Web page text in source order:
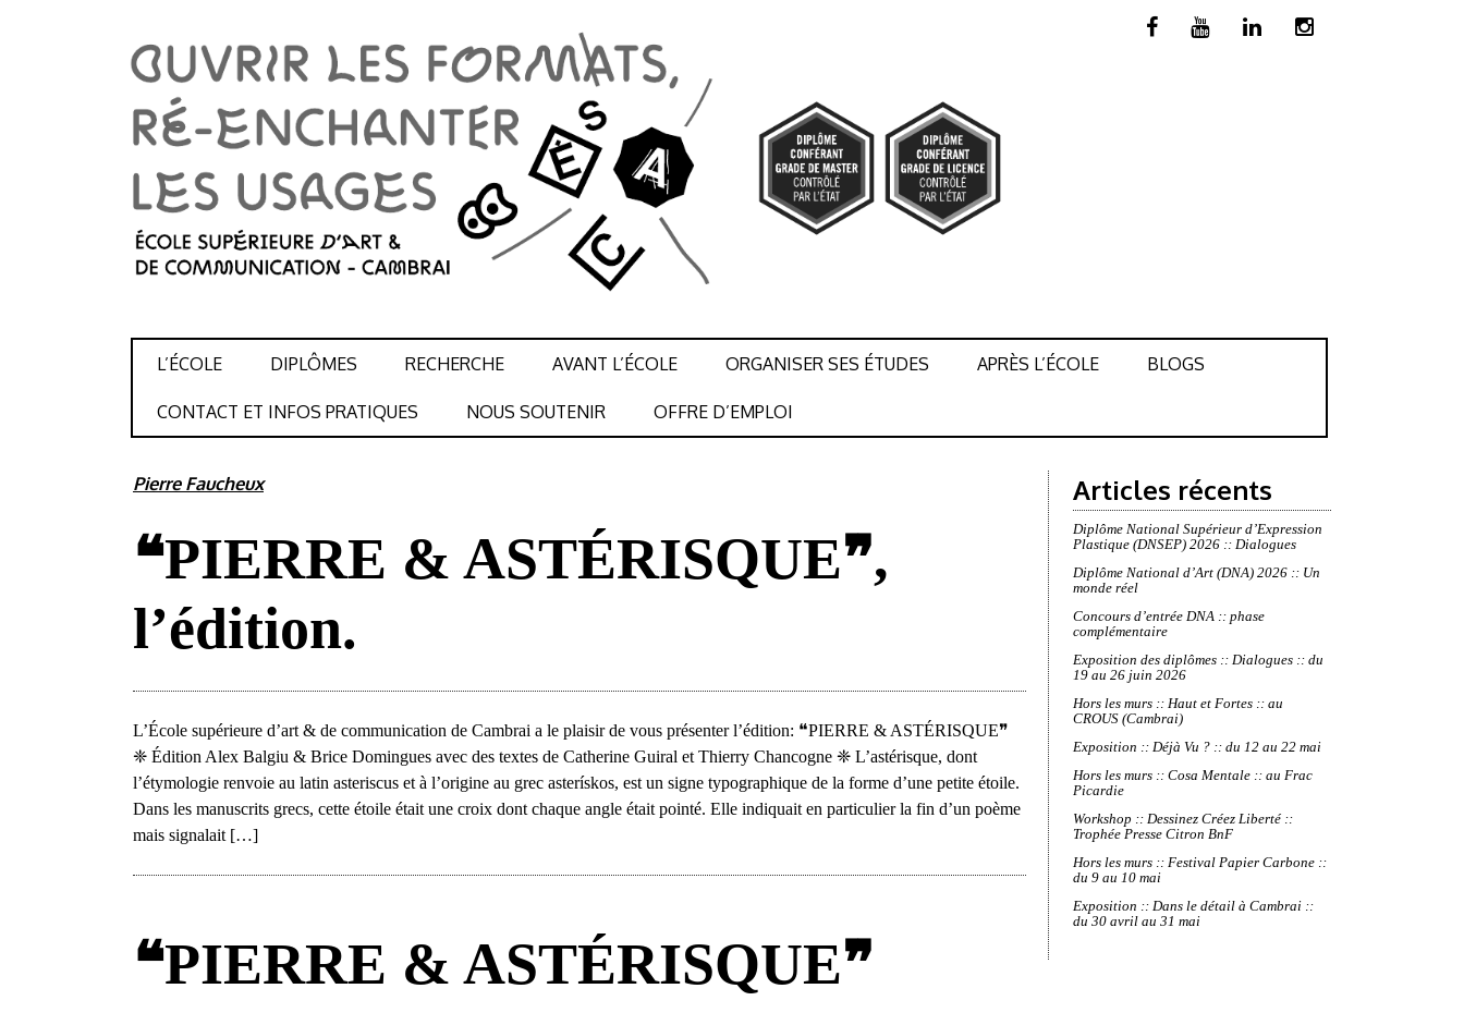
SKIP TO CONTENT
L’ÉCOLE DIPLÔMES RECHERCHE AVANT L’ÉCOLE ORGANISER SES ÉTUDES APRÈS L’ÉCOLE BLOGS
CONTACT ET INFOS PRATIQUES NOUS SOUTENIR OFFRE D’EMPLOI
Pierre Faucheux
❝PIERRE & ASTÉRISQUE❞,
l’édition.
L’École supérieure d’art & de communication de Cambrai a le plaisir de vous présenter l’édition: ❝PIERRE & ASTÉRISQUE❞
❈ Édition Alex Balgiu & Brice Domingues avec des textes de Catherine Guiral et Thierry Chancogne ❈ L’astérisque, dont
l’étymologie renvoie au latin asteriscus et à l’origine au grec asterískos, est un signe typographique de la forme d’une petite étoile.
Dans les manuscrits grecs, cette étoile était une croix dont chaque angle était pointé. Elle indiquait en particulier la fin d’un poème
mais signalait […]
❝PIERRE & ASTÉRISQUE❞
Articles récents
Diplôme National Supérieur d’Expression
Plastique (DNSEP) 2026 :: Dialogues
Diplôme National d’Art (DNA) 2026 :: Un
monde réel
Concours d’entrée DNA :: phase
complémentaire
Exposition des diplômes :: Dialogues :: du
19 au 26 juin 2026
Hors les murs :: Haut et Fortes :: au
CROUS (Cambrai)
Exposition :: Déjà Vu ? :: du 12 au 22 mai
Hors les murs :: Cosa Mentale :: au Frac
Picardie
Workshop :: Dessinez Créez Liberté ::
Trophée Presse Citron BnF
Hors les murs :: Festival Papier Carbone ::
du 9 au 10 mai
Exposition :: Dans le détail à Cambrai ::
du 30 avril au 31 mai